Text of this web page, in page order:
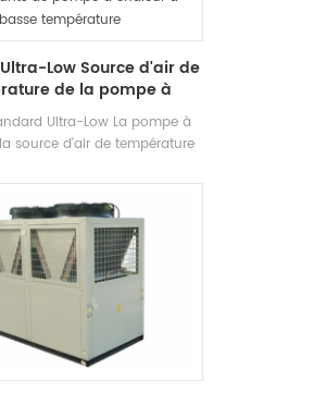
de l'herbe, etc., qui convient
spatial intérieur auto-
de gaz explosif dans
le Air.
Low Source d'air de
de la pompe à
chaleur
Ultra-Low La pompe à
source d'air de température
de -25 ℃ ~ 43, en utilisant
source de chaleur, aucun
déchargé et 55 ° C L'eau
préparée pour répondre à la
chaude entre 35-55 ° c.
de chauffage, adaptée à
en air direct ou au
du sol Chauffage.